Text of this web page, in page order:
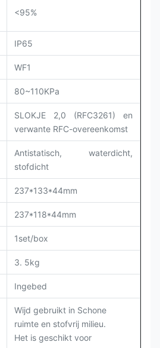
<95%
IP65
WF1
80~110KPa
SLOKJE 2,0 (RFC3261) en
verwante RFC-overeenkomst
Antistatisch, waterdicht,
stofdicht
237*133*44mm
237*118*44mm
1set/box
3. 5kg
Ingebed
Wijd gebruikt in Schone
ruimte en stofvrij milieu.
Het is geschikt voor